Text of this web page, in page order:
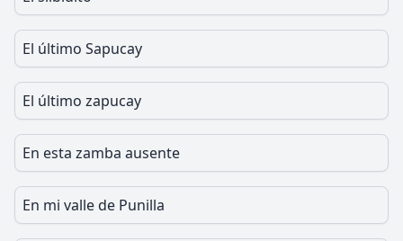
El último Sapucay
El último zapucay
En esta zamba ausente
En mi valle de Punilla